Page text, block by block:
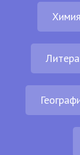
Химия